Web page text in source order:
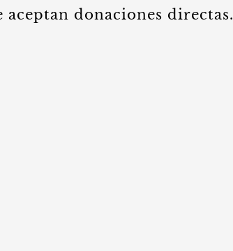
aceptan donaciones directas.